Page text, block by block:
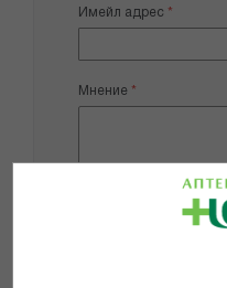
Имейл адрес
Мнение